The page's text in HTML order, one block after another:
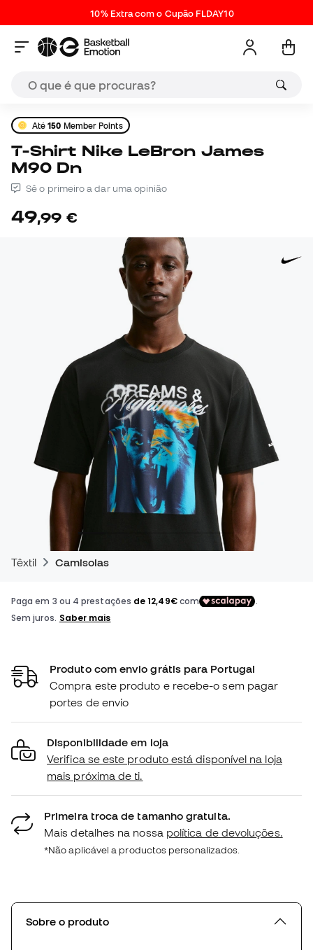
10% Extra com o Cupão FLDAY10
Até150 Member Points
T-Shirt Nike LeBron James
M90 Dn
Sê o primeiro a dar uma opinião
49,99 €
Têxtil Camisolas
Produto com envio grátis para Portugal
Compra este produto e recebe-o sem pagar
portes de envio
Disponibilidade em loja
Verifica se este produto está disponível na loja
mais próxima de ti.
Primeira troca de tamanho gratuita.
Mais detalhes na nossa política de devoluções.
*Não aplicável a productos personalizados.
Sobre o produto